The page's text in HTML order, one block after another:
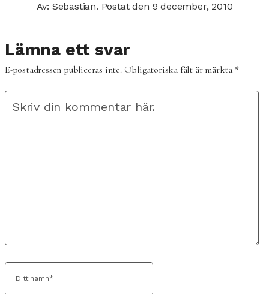
Av: Sebastian. Postat den 9 december, 2010
Lämna ett svar
E-postadressen publiceras inte.Obligatoriska fält är märkta *